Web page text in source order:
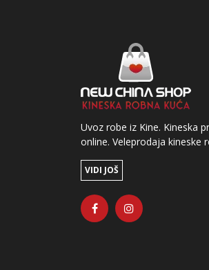
Uvoz robe iz Kine. Kineska
online. Veleprodaja kineske
VIDI JOŠ